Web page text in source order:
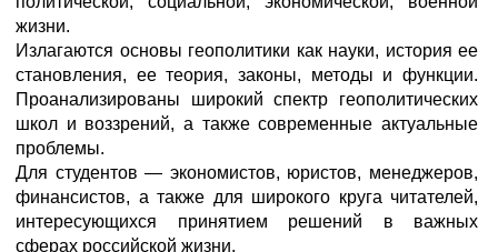
жизни.
Излагаются основы геополитики как науки, история ее
становления, ее теория, законы, методы и функции.
Проанализированы широкий спектр геополитических
школ и воззрений, а также современные актуальные
проблемы.
Для студентов — экономистов, юристов, менеджеров,
финансистов, а также для широкого круга читателей,
интересующихся принятием решений в важных
сферах российской жизни.